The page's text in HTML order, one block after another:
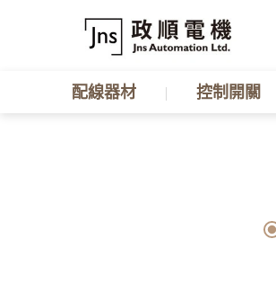
配線器材 控制開關